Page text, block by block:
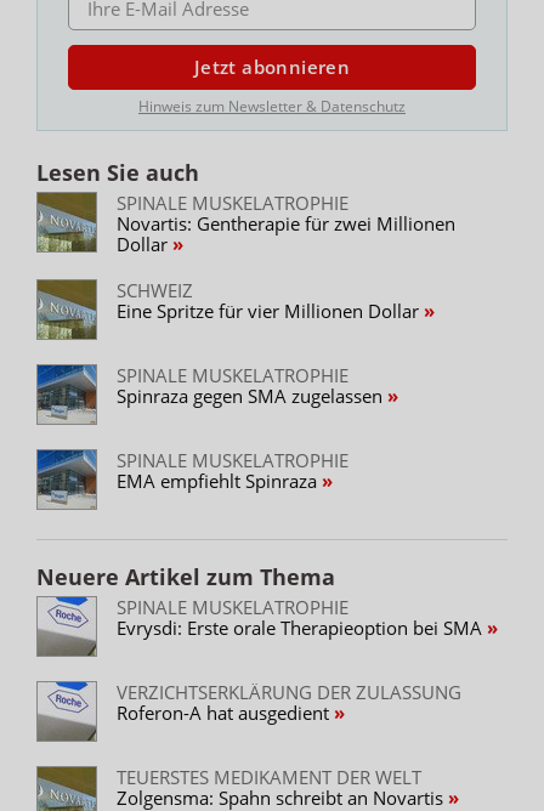
Jetzt abonnieren
Hinweis zum Newsletter & Datenschutz
Lesen Sie auch
SPINALE MUSKELATROPHIE
Novartis: Gentherapie für zwei Millionen
Dollar
SCHWEIZ
Eine Spritze für vier Millionen Dollar
SPINALE MUSKELATROPHIE
Spinraza gegen SMA zugelassen
SPINALE MUSKELATROPHIE
EMA empfiehlt Spinraza
Neuere Artikel zum Thema
SPINALE MUSKELATROPHIE
Evrysdi: Erste orale Therapieoption bei SMA
VERZICHTSERKLÄRUNG DER ZULASSUNG
Roferon-A hat ausgedient
TEUERSTES MEDIKAMENT DER WELT
Zolgensma: Spahn schreibt an Novartis